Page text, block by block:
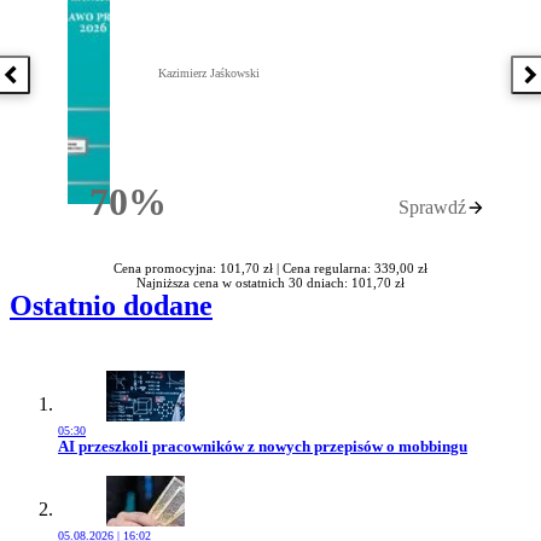
Poprzednia książka
70%Rabatu
Kazimierz Jaśkowski
Sprawdź
Cena promocyjna: 101,70 zł | Cena regularna: 339,00 zł
Najniższa cena w ostatnich 30 dniach: 101,70 zł
Ostatnio dodane
05:30
Przejdź do artykułu:
AI przeszkoli pracowników z nowych przepisów o mobbingu
05.08.2026 | 16:02